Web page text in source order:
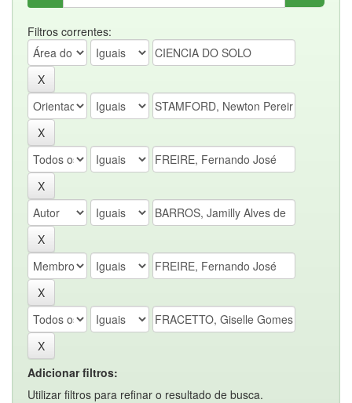
Filtros correntes:
Adicionar filtros:
Utilizar filtros para refinar o resultado de busca.